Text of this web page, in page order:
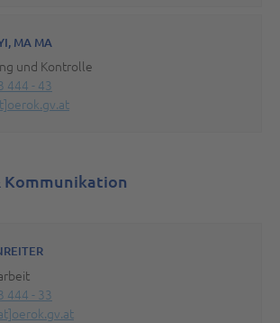
MA MA
und Kontrolle
444 - 43
444 - 33